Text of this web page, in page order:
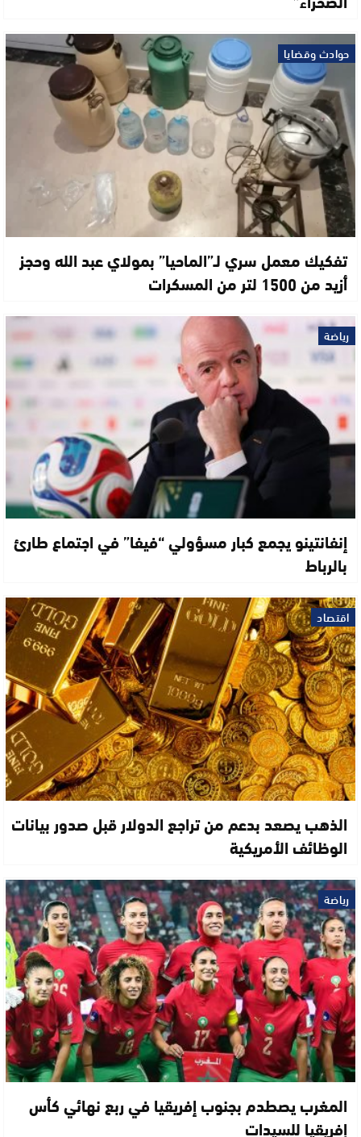
حوادث وقضايا
تفكيك معمل سري لـ”الماحيا” بمولاي عبد الله وحجز
أزيد من 1500 لتر من المسكرات
رياضة
إنفانتينو يجمع كبار مسؤولي “فيفا” في اجتماع طارئ
بالرباط
اقتصاد
الذهب يصعد بدعم من تراجع الدولار قبل صدور بيانات
الوظائف الأمريكية
رياضة
المغرب يصطدم بجنوب إفريقيا في ربع نهائي كأس
إفريقيا للسيدات